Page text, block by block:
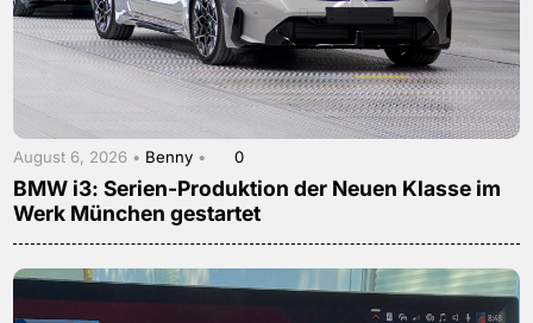
August 6, 2026 • Benny • 0
BMW i3: Serien-Produktion der Neuen Klasse im
Werk München gestartet